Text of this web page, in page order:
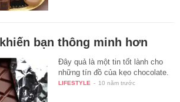
bạn thông minh hơn
Đây quả là một tin tốt lành cho
những tín đồ của kẹo chocolate.
LIFESTYLE - 10 năm trước